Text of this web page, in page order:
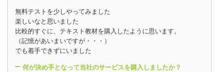
無料テストを少しやってみました
楽しいなと思いました
比較的すぐに、テキスト教材を購入したように思います。
（記憶があいまいですが・・・）
でも着手できずにいました
何が決め手となって当社のサービスを購入しましたか？